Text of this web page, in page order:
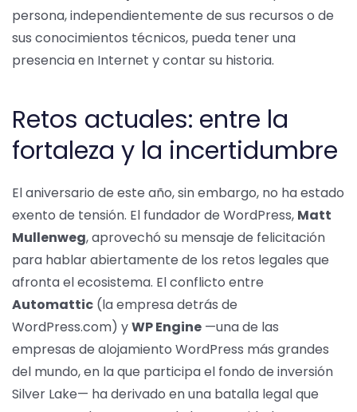
persona, independientemente de sus recursos o de
sus conocimientos técnicos, pueda tener una
presencia en Internet y contar su historia.
Retos actuales: entre la
fortaleza y la incertidumbre
El aniversario de este año, sin embargo, no ha estado
exento de tensión. El fundador de WordPress, Matt
Mullenweg, aprovechó su mensaje de felicitación
para hablar abiertamente de los retos legales que
afronta el ecosistema. El conflicto entre
Automattic (la empresa detrás de
WordPress.com) yWP Engine —una de las
empresas de alojamiento WordPress más grandes
del mundo, en la que participa el fondo de inversión
Silver Lake— ha derivado en una batalla legal que